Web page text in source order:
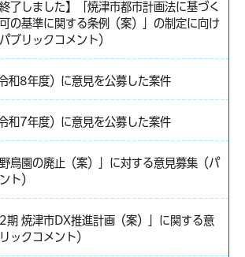
終了しました】「焼津市都市計画法に基づく
の基準に関する条例（案）」の制定に向け
ブリックコメント）
和8年度）に意見を公募した案件
和7年度）に意見を公募した案件
野鳥園の廃止（案）」に対する意見募集（パ
ト）
2期 焼津市DX推進計画（案）」に関する意
ックコメント）